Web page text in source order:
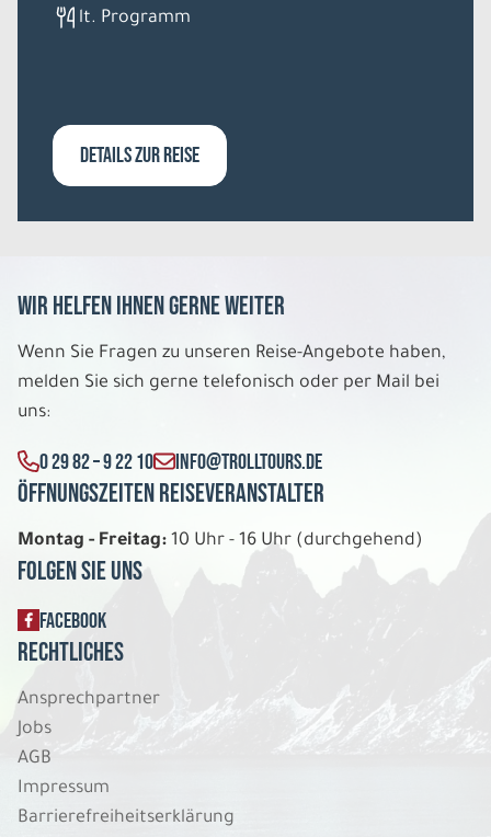
lt. Programm
DETAILS ZUR REISE
Wir helfen Ihnen gerne weiter
Wenn Sie Fragen zu unseren Reise-Angebote haben,
melden Sie sich gerne telefonisch oder per Mail bei
uns:
0 29 82 – 9 22 10 INFO@TROLLTOURS.DE
Öffnungszeiten Reiseveranstalter
Montag - Freitag: 10 Uhr - 16 Uhr (durchgehend)
Folgen Sie uns
FACEBOOK
Rechtliches
Ansprechpartner
Jobs
AGB
Impressum
Barrierefreiheitserklärung